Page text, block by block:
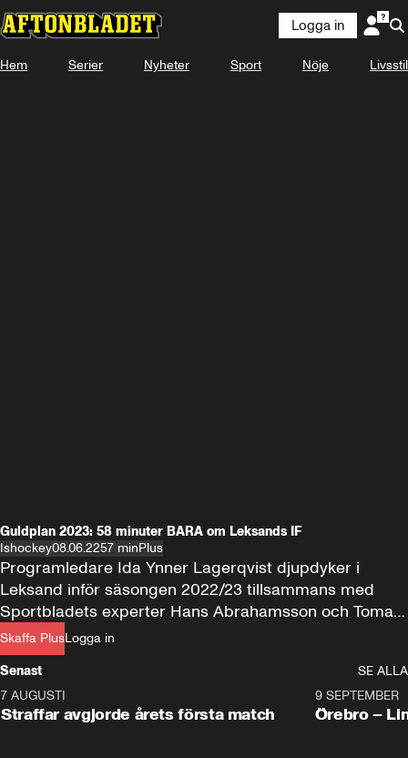
Logga in
Hem Serier Nyheter Sport Nöje Livsstil
Guldplan 2023: 58 minuter BARA om Leksands IF
Ishockey08.06.2257 minPlus
Skaffa PlusLogga in
Programledare Ida Ynner Lagerqvist djupdyker i
Leksand inför säsongen 2022/23 tillsammans med
Sportbladets experter Hans Abrahamsson och Tomas
Ros. Dessutom gästas programmet av Leksands
scout och analytiker Petter Carnbro.
Senast
SE ALLA
7 AUGUSTI
Straffar avgjorde årets första match
Plus
9 SEPTEMBER
Örebro –